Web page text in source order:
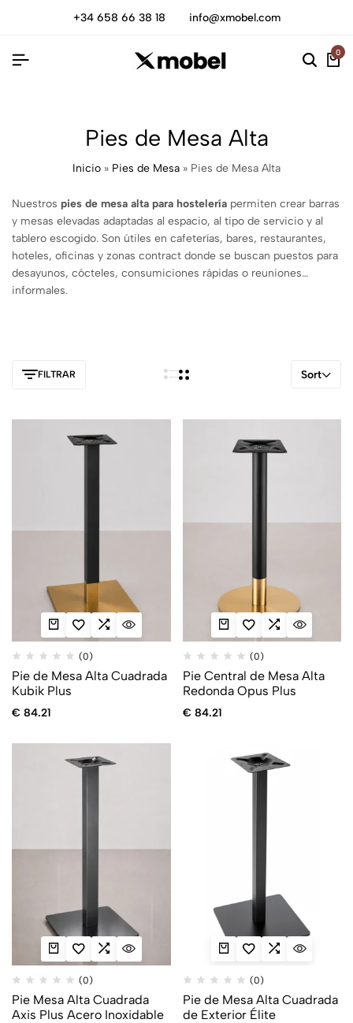
+34 658 66 38 18 info@xmobel.com
0
Pies de Mesa Alta
Inicio » Pies de Mesa » Pies de Mesa Alta
Nuestros pies de mesa alta para hostelería permiten crear barras
y mesas elevadas adaptadas al espacio, al tipo de servicio y al
tablero escogido. Son útiles en cafeterías, bares, restaurantes,
hoteles, oficinas y zonas contract donde se buscan puestos para
desayunos, cócteles, consumiciones rápidas o reuniones
informales.
FILTRAR Sort
(0)
Pie de Mesa Alta Cuadrada
Kubik Plus
€ 84.21
(0)
Pie Central de Mesa Alta
Redonda Opus Plus
€ 84.21
(0)
Pie Mesa Alta Cuadrada
Axis Plus Acero Inoxidable
(0)
Pie de Mesa Alta Cuadrada
de Exterior Élite